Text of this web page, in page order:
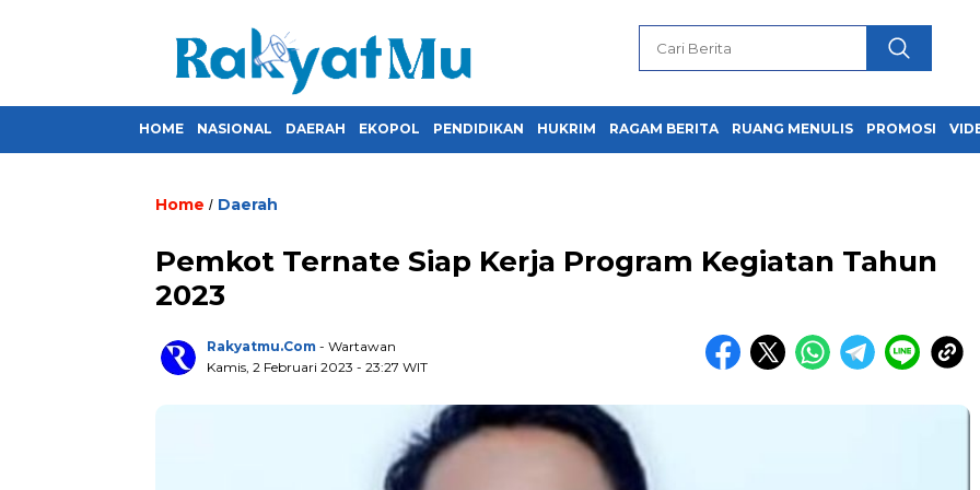
HOME NASIONAL DAERAH EKOPOL PENDIDIKAN HUKRIM RAGAM BERITA RUANG MENULIS PROMOSI
Home / Daerah
Pemkot Ternate Siap Kerja Program Kegiatan Tahun
2023
Rakyatmu.com - Wartawan
Kamis, 2 Februari 2023 - 23:27 WIT